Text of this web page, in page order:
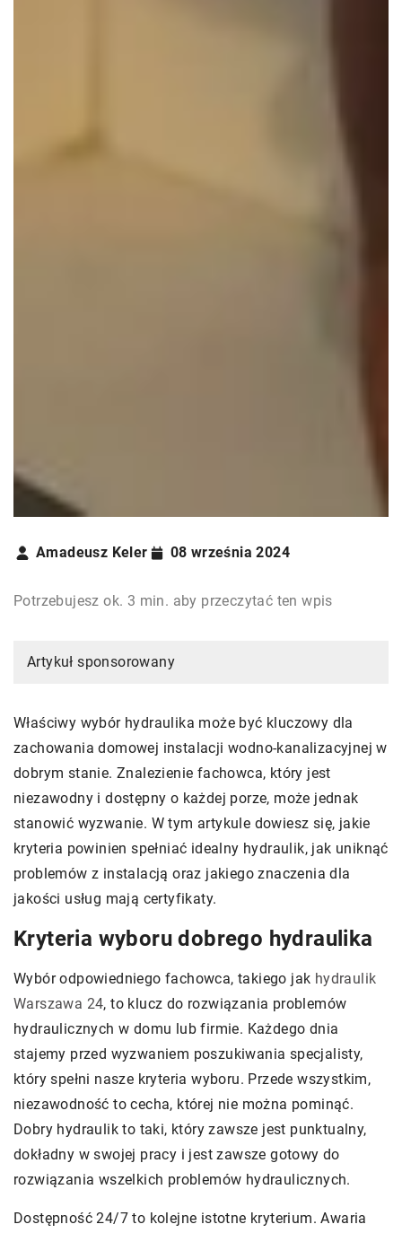
Amadeusz Keler 08 września 2024
Potrzebujesz ok. 3 min. aby przeczytać ten wpis
Artykuł sponsorowany
Właściwy wybór hydraulika może być kluczowy dla
zachowania domowej instalacji wodno-kanalizacyjnej w
dobrym stanie. Znalezienie fachowca, który jest
niezawodny i dostępny o każdej porze, może jednak
stanowić wyzwanie. W tym artykule dowiesz się, jakie
kryteria powinien spełniać idealny hydraulik, jak uniknąć
problemów z instalacją oraz jakiego znaczenia dla
jakości usług mają certyfikaty.
Kryteria wyboru dobrego hydraulika
Wybór odpowiedniego fachowca, takiego jak hydraulik
Warszawa 24, to klucz do rozwiązania problemów
hydraulicznych w domu lub firmie. Każdego dnia
stajemy przed wyzwaniem poszukiwania specjalisty,
który spełni nasze kryteria wyboru. Przede wszystkim,
niezawodność to cecha, której nie można pominąć.
Dobry hydraulik to taki, który zawsze jest punktualny,
dokładny w swojej pracy i jest zawsze gotowy do
rozwiązania wszelkich problemów hydraulicznych.
Dostępność 24/7 to kolejne istotne kryterium. Awaria